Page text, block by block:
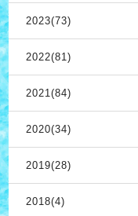
2023(73)
2022(81)
2021(84)
2020(34)
2019(28)
2018(4)